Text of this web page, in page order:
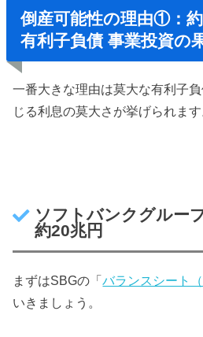
倒産可能性の理由①：
有利子負債 事業投資の
一番大きな理由は莫大な有利子
じる利息の莫大さが挙げられます
ソフトバンクグルー
約20兆円
まずはSBGの「バランスシート（
いきましょう。